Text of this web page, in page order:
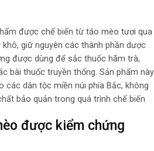
được chế biến từ táo mèo tươi qua
giữ nguyên các thành phần dược
được dùng để sắc thuốc hãm trà,
bài thuốc truyền thống. Sản phẩm này
các dân tộc miền núi phía Bắc, không
bảo quản trong quá trình chế biến
được kiểm chứng